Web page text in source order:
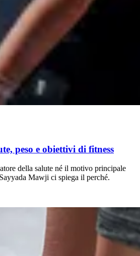
peso e obiettivi di fitness
della salute né il motivo principale
Mawji ci spiega il perché.